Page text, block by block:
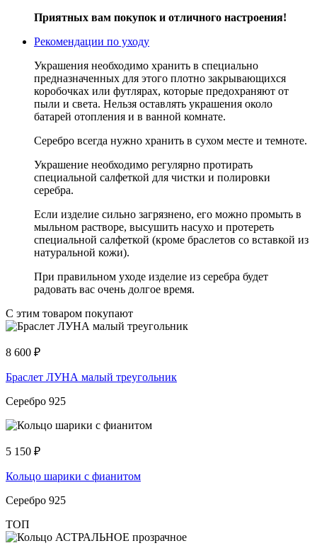
Приятных вам покупок и отличного настроения!
Рекомендации по уходу
Украшения необходимо хранить в специально
предназначенных для этого плотно закрывающихся
коробочках или футлярах, которые предохраняют от
пыли и света. Нельзя оставлять украшения около
батарей отопления и в ванной комнате.
Серебро всегда нужно хранить в сухом месте и темноте.
Украшение необходимо регулярно протирать
специальной салфеткой для чистки и полировки
серебра.
Если изделие сильно загрязнено, его можно промыть в
мыльном растворе, высушить насухо и протереть
специальной салфеткой (кроме браслетов со вставкой из
натуральной кожи).
При правильном уходе изделие из серебра будет
радовать вас очень долгое время.
С этим товаром покупают
8 600 ₽
Браслет ЛУНА малый треугольник
Серебро 925
5 150 ₽
Кольцо шарики с фианитом
Серебро 925
ТОП